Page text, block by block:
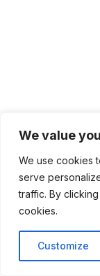
We value
We use cookies
serve
traffic. By
cookies.
Customize